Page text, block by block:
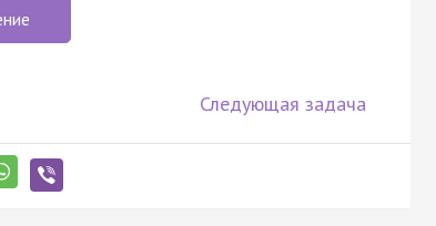
Следующая задача